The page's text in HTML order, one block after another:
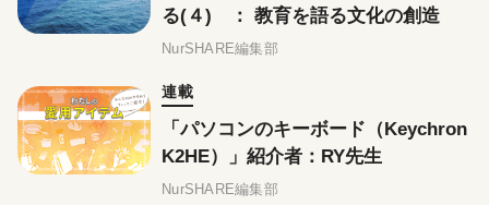
る(４) ： 教育を語る文化の創造
NurSHARE編集部
連載
「パソコンのキーボード（Keychron
K2HE）」紹介者：RY先生
NurSHARE編集部